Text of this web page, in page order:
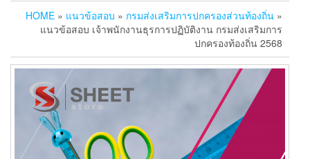
HOME » แนวข้อสอบ » กรมส่งเสริมการปกครองส่วนท้องถิ่น »
แนวข้อสอบ เจ้าพนักงานธุรการปฏิบัติงาน กรมส่งเสริมการ
ปกครองท้องถิ่น 2568